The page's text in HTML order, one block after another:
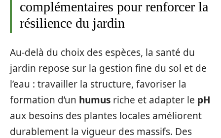
complémentaires pour renforcer la
résilience du jardin
Au-delà du choix des espèces, la santé du
jardin repose sur la gestion fine du sol et de
l’eau : travailler la structure, favoriser la
formation d’un humus riche et adapter le pH
aux besoins des plantes locales améliorent
durablement la vigueur des massifs. Des